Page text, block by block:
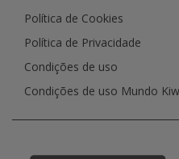
Política de Cookies
Política de Privacidade
Condições de uso
Condições de uso Mundo